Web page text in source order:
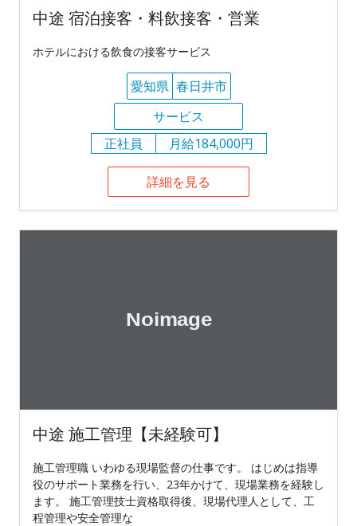
中途 宿泊接客・料飲接客・営業
ホテルにおける飲食の接客サービス
愛知県 春日井市
サービス
正社員
月給184,000円
詳細を見る
中途 施工管理【未経験可】
施工管理職 いわゆる現場監督の仕事です。 はじめは指導
役のサポート業務を行い、23年かけて、現場業務を経験し
ます。 施工管理技士資格取得後、現場代理人として、工
程管理や安全管理な